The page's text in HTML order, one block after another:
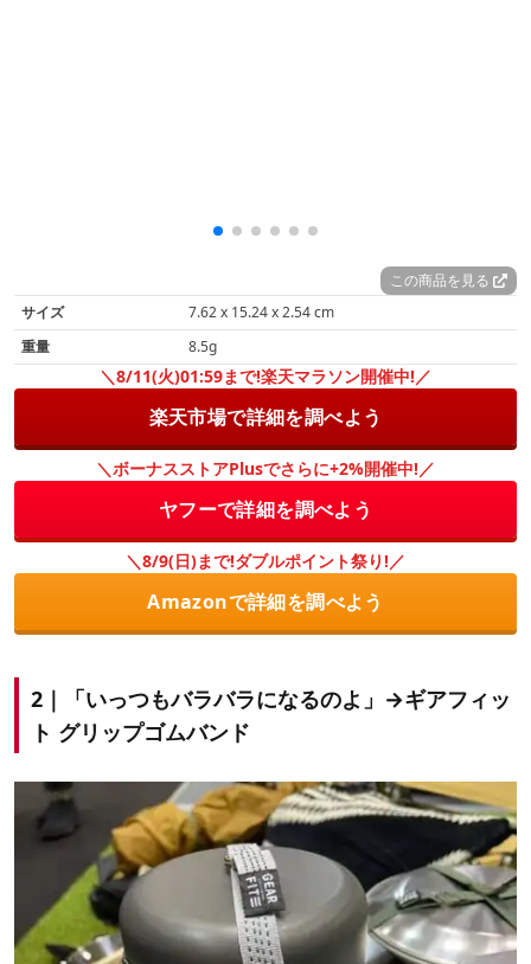
この商品を見る
サイズ
7.62 x 15.24 x 2.54 cm
重量
8.5g
＼8/11(火)01:59まで!楽天マラソン開催中!／
楽天市場で詳細を調べよう
＼ボーナスストアPlusでさらに+2%開催中!／
ヤフーで詳細を調べよう
＼8/9(日)まで!ダブルポイント祭り!／
Amazonで詳細を調べよう
2｜「いっつもバラバラになるのよ」→ギアフィッ
ト グリップゴムバンド